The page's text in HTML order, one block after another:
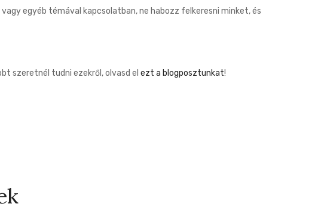
egyéb témával kapcsolatban, ne habozz felkeresni minket, és
szeretnél tudni ezekről, olvasd el ezt a blogposztunkat!